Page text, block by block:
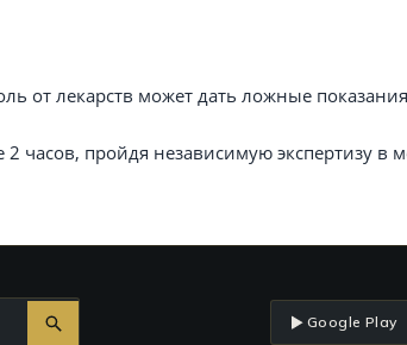
от лекарств может дать ложные показания
2 часов, пройдя независимую экспертизу
Google Play